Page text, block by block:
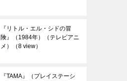
『リトル・エル・シドの冒
険』（1984年）（テレビアニ
メ）
（8 view）
『TAMA』（プレイステーシ